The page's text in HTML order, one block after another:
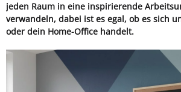
jeden Raum in eine inspirierende
verwandeln, dabei ist es egal, ob es sich
oder dein Home-Office handelt.